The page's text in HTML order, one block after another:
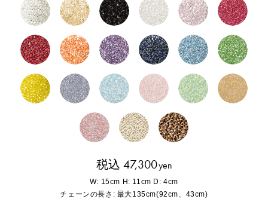
税込 47,300yen
W: 15cm H: 11cm D: 4cm
チェーンの長さ: 最大135cm(92cm、43cm)